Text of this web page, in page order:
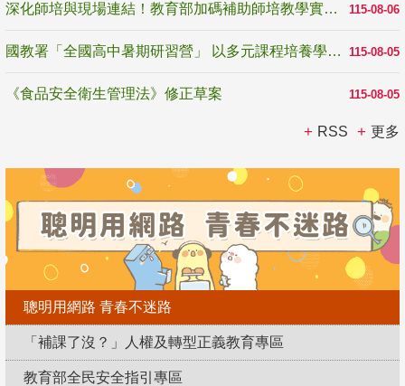
115-08-06
深化師培與現場連結！教育部加碼補助師培教學實踐研究 10月師培國際研討會交流教學實踐經驗
115-08-05
國教署「全國高中暑期研習營」 以多元課程培養學生瞭解誠信專業與倫理價值
115-08-05
《食品安全衛生管理法》修正草案
RSS 更多
聰明用網路 青春不迷路
「補課了沒？」人權及轉型正義教育專區
教育部全民安全指引專區